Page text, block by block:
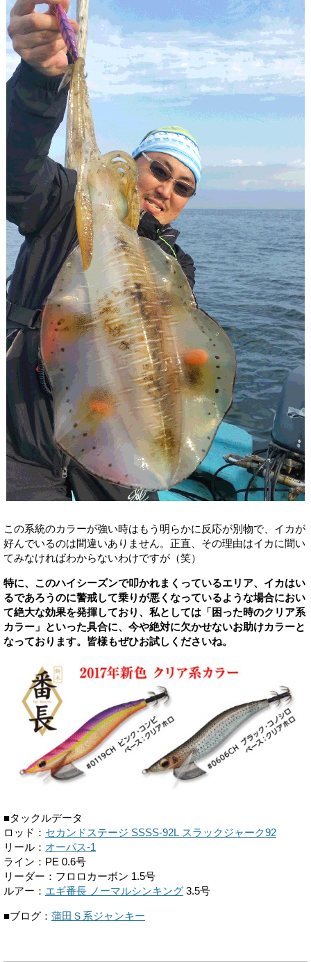
この系統のカラーが強い時はもう明らかに反応が別物で、イカが
好んでいるのは間違いありません。正直、その理由はイカに聞い
てみなければわからないわけですが（笑）
特に、このハイシーズンで叩かれまくっているエリア、イカはい
るであろうのに警戒して乗りが悪くなっているような場合におい
て絶大な効果を発揮しており、私としては「困った時のクリア系
カラー」といった具合に、今や絶対に欠かせないお助けカラーと
なっております。皆様もぜひお試しくださいね。
■タックルデータ
ロッド： セカンドステージ SSSS-92L スラックジャーク92
リール： オーパス-1
ライン：PE 0.6号
リーダー：フロロカーボン 1.5号
ルアー： エギ番長 ノーマルシンキング 3.5号
■ブログ： 蒲田Ｓ系ジャンキー